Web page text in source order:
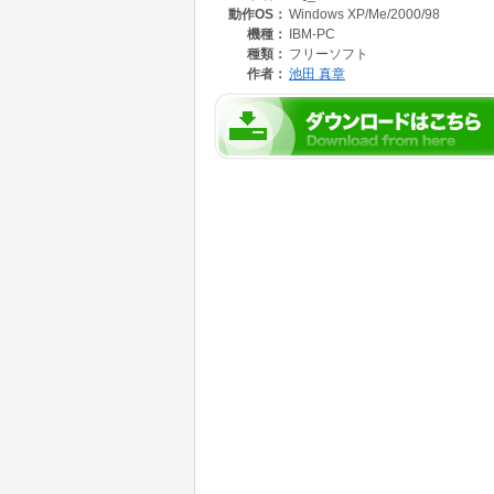
基本的にサポートはありません。
予告なく仕様変更することがあります。
プロパティ、メソッド、イベントは一部日本語
動作OS： Windows XP/Me/2000/98
機種：
IBM-PC
種類： フリーソフト
作者： 池田 真章